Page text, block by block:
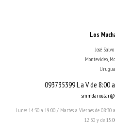
Los
José
Montevideo,
093735399 L a V de 8:00
Lunes 14:30 a 19:00 / Martes a Viernes de 08:30
12:30 y de